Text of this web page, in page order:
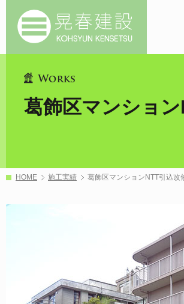
葛飾区マンショ
HOME 施工実績 葛飾区マンションNTT引込改